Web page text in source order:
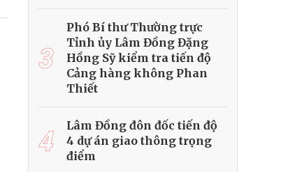
3
Phó Bí thư Thường trực
Tỉnh ủy Lâm Đồng Đặng
Hồng Sỹ kiểm tra tiến độ
Cảng hàng không Phan
Thiết
4
Lâm Đồng đôn đốc tiến độ
4 dự án giao thông trọng
điểm